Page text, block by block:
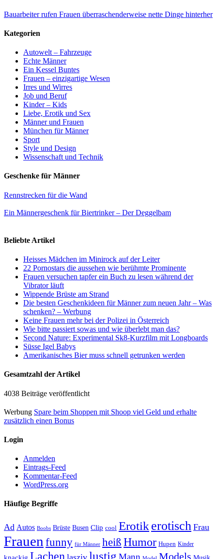
Bauarbeiter rufen Frauen überraschenderweise nette Dinge hinterher
Kategorien
Autowelt – Fahrzeuge
Echte Männer
Ein Kessel Buntes
Frauen – einzigartige Wesen
Irres und Wirres
Job und Beruf
Kinder – Kids
Liebe, Erotik und Sex
Männer und Frauen
München für Männer
Sport
Style und Design
Wissenschaft und Technik
Geschenke für Männer
Rennstrecken für die Wand
Ein Männergeschenk für Biertrinker – Der Deggelbam
Beliebte Artikel
Heisses Mädchen im Minirock auf der Leiter
22 Pornostars die aussehen wie berühmte Prominente
Frauen versuchen tapfer ein Buch zu lesen während der
Vibrator läuft
Wippende Brüste am Strand
Die besten Geschenkideen für Männer zum neuen Jahr – Was
schenken? – Werbung
Keine Frauen mehr bei der Polizei in Österreich
Wie bitte passiert sowas und wie überlebt man das?
Second Nature: Experimental Sk8-Kurzfilm mit Longboards
Süsse Igel Babys
Amerikanisches Bier muss schnell getrunken werden
Gesamtzahl der Artikel
4038 Beiträge veröffentlicht
Werbung Spare beim Shoppen mit Shoop viel Geld und erhalte
zusätzlich einen Bonus
Login
Anmelden
Eintrags-Feed
Kommentar-Feed
WordPress.org
Häufige Begriffe
Ad Autos Boobs Brüste Busen Clip cool Erotik erotisch Frau
Frauen funny für Männer heiß Humor Hupen Kinder
knackig Lachen lasziv lustig Mann Models Musik